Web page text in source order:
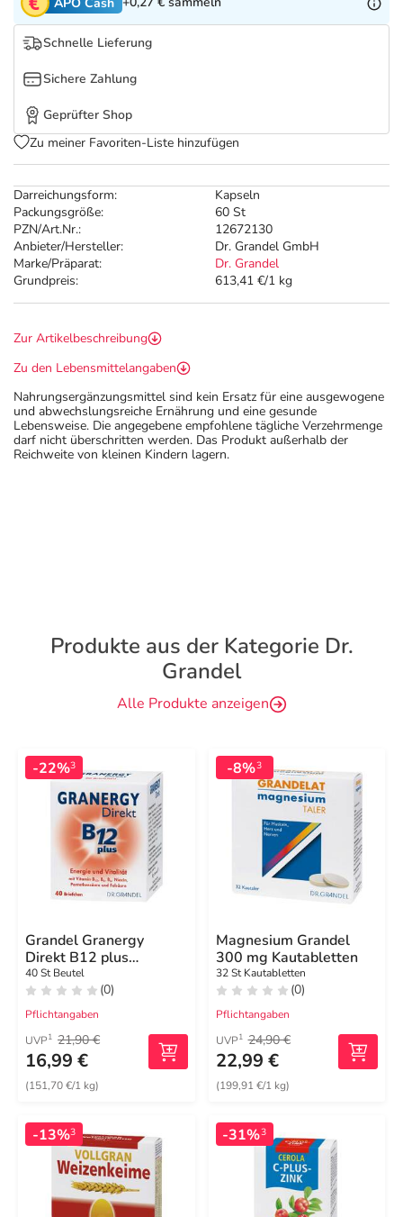
Tierapotheke
Vitamine & Mineralstoffe
Marken
Salus Deals
Darreichungsform:
Kapseln
Packungsgröße:
60 St
PZN/Art.Nr.:
12672130
Anbieter/Hersteller:
Dr. Grandel GmbH
Marke/Präparat:
Dr. Grandel
Grundpreis:
613,41 €/1 kg
Schnelle Lieferung
Sichere Zahlung
Geprüfter Shop
Zu meiner Favoriten-Liste hinzufügen
Zur Artikelbeschreibung
Zu den Lebensmittelangaben
Nahrungsergänzungsmittel sind kein Ersatz für eine ausgewogene
und abwechslungsreiche Ernährung und eine gesunde
Lebensweise. Die angegebene empfohlene tägliche Verzehrmenge
darf nicht überschritten werden. Das Produkt außerhalb der
Reichweite von kleinen Kindern lagern.
Produkte aus der Kategorie Dr.
Grandel
Alle Produkte anzeigen
-22%3
Grandel Granergy
Direkt B12 plus
Briefchen
40 St Beutel
(0)
Pflichtangaben
UVP1 21,90 €
16,99 €
(151,70 €/1 kg)
-8%3
Magnesium Grandel
300 mg Kautabletten
32 St Kautabletten
(0)
Pflichtangaben
UVP1 24,90 €
22,99 €
(199,91 €/1 kg)
-13%3 -31%3